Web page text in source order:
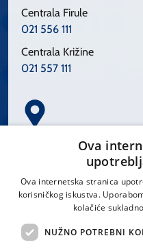
Centrala Firule
021 556 111
Centrala Križine
021 557 111
Spinčićeva 1, 21000 Split
Ova
Ova internetska stranica
korisničkog iskustva.
kolačiće
NUŽNO POTREBNI